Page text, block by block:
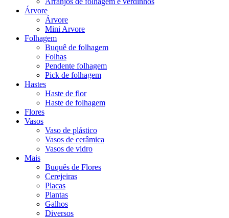
Árvore
Árvore
Mini Arvore
Folhagem
Buquê de folhagem
Folhas
Pendente folhagem
Pick de folhagem
Hastes
Haste de flor
Haste de folhagem
Flores
Vasos
Vaso de plástico
Vasos de cerâmica
Vasos de vidro
Mais
Buquês de Flores
Cerejeiras
Placas
Plantas
Galhos
Diversos